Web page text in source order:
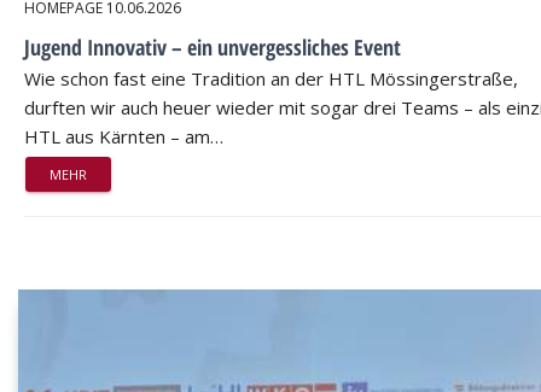
HOMEPAGE 10.06.2026
Jugend Innovativ – ein unvergessliches Event
Wie schon fast eine Tradition an der HTL Mössingerstraße,
durften wir auch heuer wieder mit sogar drei Teams – als
HTL aus Kärnten – am…
MEHR